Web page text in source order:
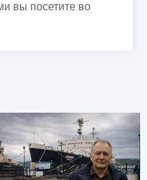
вы посетите во